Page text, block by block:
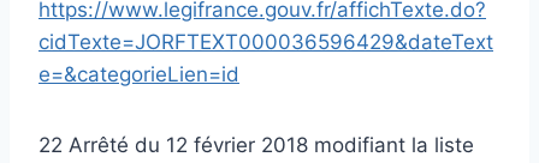
https://www.legifrance.gouv.fr/affichTexte.do?
cidTexte=JORFTEXT000036596429&dateText
e=&categorieLien=id
22 Arrêté du 12 février 2018 modifiant la liste